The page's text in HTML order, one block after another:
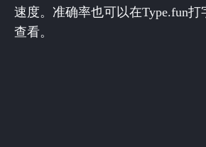
速度。准确率也可以在Type.fun
查看。